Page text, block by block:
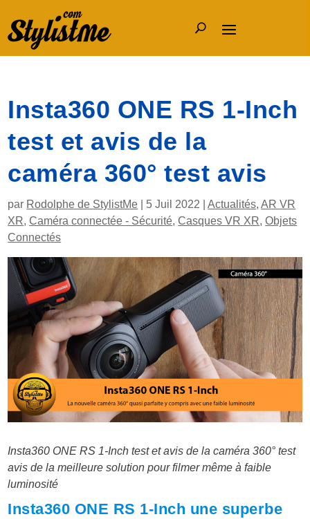
Insta360 ONE RS 1-Inch
test et avis de la
caméra 360° test avis
par Rodolphe de StylistMe 5 Juil 2022 |Actualités,AR VR
XR,Caméra connectée - Sécurité,Casques VR XR,Objets
Connectés
Insta360 ONE RS 1-Inch test et avis de la caméra 360° test
avis de la meilleure solution pour filmer même à faible
luminosité
Insta360 ONE RS 1-Inch une superbe